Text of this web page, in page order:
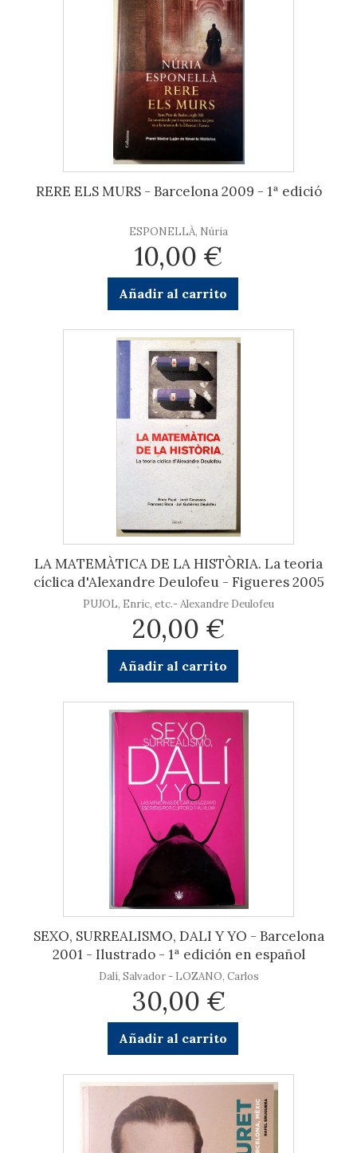
RERE ELS MURS - Barcelona 2009 - 1ª edició
ESPONELLÀ, Núria
10,00 €
Añadir al carrito
LA MATEMÀTICA DE LA HISTÒRIA. La teoria
cíclica d'Alexandre Deulofeu - Figueres 2005
PUJOL, Enric, etc.- Alexandre Deulofeu
20,00 €
Añadir al carrito
SEXO, SURREALISMO, DALI Y YO - Barcelona
2001 - Ilustrado - 1ª edición en español
Dalí, Salvador - LOZANO, Carlos
30,00 €
Añadir al carrito